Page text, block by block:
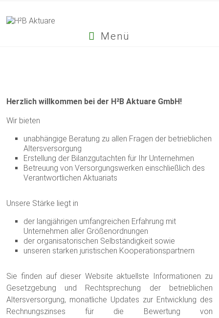
Menü
Herzlich willkommen bei der H²B Aktuare GmbH!
Wir bieten
unabhängige Beratung zu allen Fragen der betrieblichen
Altersversorgung
Erstellung der Bilanzgutachten für Ihr Unternehmen
Betreuung von Versorgungswerken einschließlich des
Verantwortlichen Aktuariats
Unsere Stärke liegt in
der langjährigen umfangreichen Erfahrung mit
Unternehmen aller Größenordnungen
der organisatorischen Selbständigkeit sowie
unseren starken juristischen Kooperationspartnern
Sie finden auf dieser Website aktuellste Informationen zu
Gesetzgebung und Rechtsprechung der betrieblichen
Altersversorgung, monatliche Updates zur Entwicklung des
Rechnungszinses für die Bewertung von